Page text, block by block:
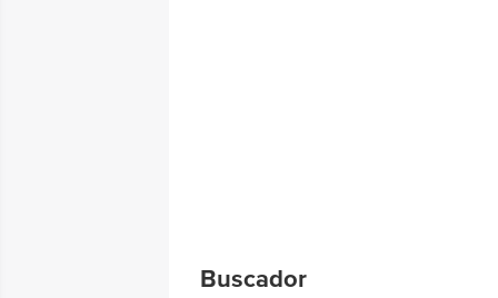
Buscador